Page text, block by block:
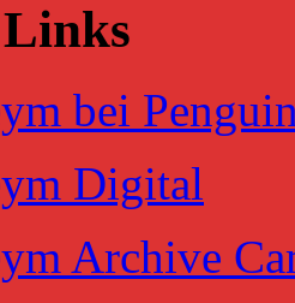
bei
Digital
Archive